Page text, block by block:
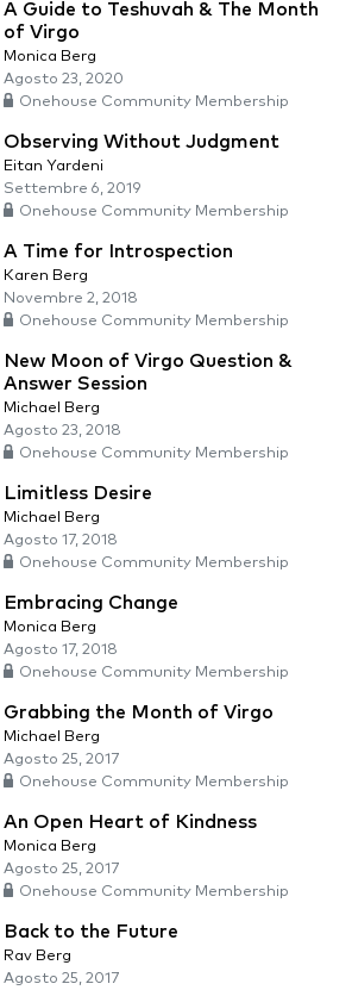
A Guide to Teshuvah & The Month
of Virgo
Monica Berg
Agosto 23, 2020
Onehouse Community Membership
Observing Without Judgment
Eitan Yardeni
Settembre 6, 2019
Onehouse Community Membership
A Time for Introspection
Karen Berg
Novembre 2, 2018
Onehouse Community Membership
New Moon of Virgo Question &
Answer Session
Michael Berg
Agosto 23, 2018
Onehouse Community Membership
Limitless Desire
Michael Berg
Agosto 17, 2018
Onehouse Community Membership
Embracing Change
Monica Berg
Agosto 17, 2018
Onehouse Community Membership
Grabbing the Month of Virgo
Michael Berg
Agosto 25, 2017
Onehouse Community Membership
An Open Heart of Kindness
Monica Berg
Agosto 25, 2017
Onehouse Community Membership
Back to the Future
Rav Berg
Agosto 25, 2017